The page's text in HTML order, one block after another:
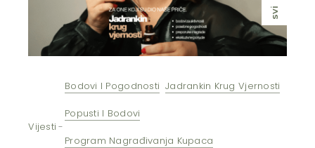
svi
Vijesti
Bodovi I Pogodnosti Jadrankin Krug Vjernosti
Popusti I Bodovi
Program Nagrađivanja Kupaca